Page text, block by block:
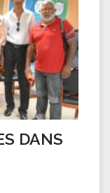
DANS